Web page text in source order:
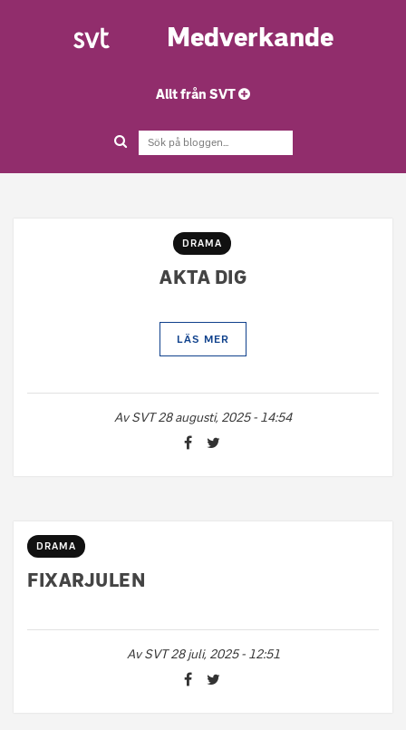
Medverkande
Allt från SVT
DRAMA
AKTA DIG
LÄS MER
AvSVT 28 augusti, 2025 - 14:54
DRAMA
FIXARJULEN
AvSVT 28 juli, 2025 - 12:51